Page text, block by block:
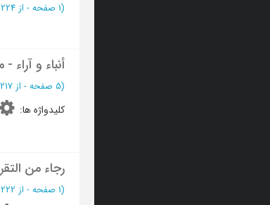
(‎1 صفحه - از 224 تا 224
أنباء و آراء
(‎5 صفحه - از 217 تا 221
کلیدواژه ها:
رجاء من
(‎1 صفحه - از 222 تا 222